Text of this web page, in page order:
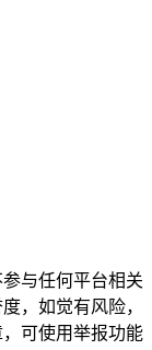
与任何平台相关
，如觉有风险，
可使用举报功能